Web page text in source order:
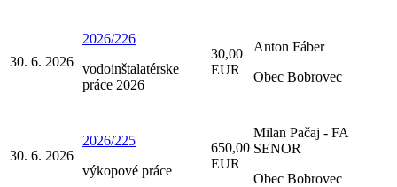
30. 6. 2026
2026/226
vodoinštalatérske
práce 2026
30,00
EUR
Anton Fáber
Obec Bobrovec
30. 6. 2026
2026/225
výkopové práce
650,00
EUR
Milan Pačaj - FA
SENOR
Obec Bobrovec